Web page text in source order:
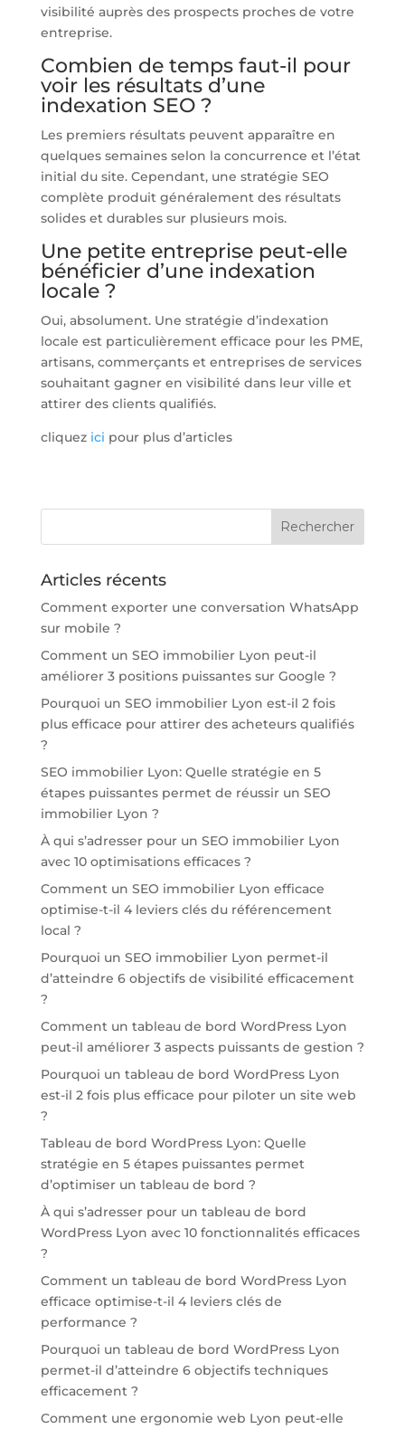
visibilité auprès des prospects proches de votre
entreprise.
Combien de temps faut-il pour
voir les résultats d’une
indexation SEO ?
Les premiers résultats peuvent apparaître en
quelques semaines selon la concurrence et l’état
initial du site. Cependant, une stratégie SEO
complète produit généralement des résultats
solides et durables sur plusieurs mois.
Une petite entreprise peut-elle
bénéficier d’une indexation
locale ?
Oui, absolument. Une stratégie d’indexation
locale est particulièrement efficace pour les PME,
artisans, commerçants et entreprises de services
souhaitant gagner en visibilité dans leur ville et
attirer des clients qualifiés.
cliquez ici pour plus d’articles
Articles récents
Comment exporter une conversation WhatsApp
sur mobile ?
Comment un SEO immobilier Lyon peut-il
améliorer 3 positions puissantes sur Google ?
Pourquoi un SEO immobilier Lyon est-il 2 fois
plus efficace pour attirer des acheteurs qualifiés
?
SEO immobilier Lyon: Quelle stratégie en 5
étapes puissantes permet de réussir un SEO
immobilier Lyon ?
À qui s’adresser pour un SEO immobilier Lyon
avec 10 optimisations efficaces ?
Comment un SEO immobilier Lyon efficace
optimise-t-il 4 leviers clés du référencement
local ?
Pourquoi un SEO immobilier Lyon permet-il
d’atteindre 6 objectifs de visibilité efficacement
?
Comment un tableau de bord WordPress Lyon
peut-il améliorer 3 aspects puissants de gestion ?
Pourquoi un tableau de bord WordPress Lyon
est-il 2 fois plus efficace pour piloter un site web
?
Tableau de bord WordPress Lyon: Quelle
stratégie en 5 étapes puissantes permet
d’optimiser un tableau de bord ?
À qui s’adresser pour un tableau de bord
WordPress Lyon avec 10 fonctionnalités efficaces
?
Comment un tableau de bord WordPress Lyon
efficace optimise-t-il 4 leviers clés de
performance ?
Pourquoi un tableau de bord WordPress Lyon
permet-il d’atteindre 6 objectifs techniques
efficacement ?
Comment une ergonomie web Lyon peut-elle